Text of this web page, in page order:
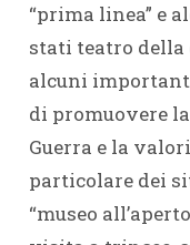
“prima linea” e
stati teatro della
alcuni
di promuovere
Guerra e la
particolare dei
“museo